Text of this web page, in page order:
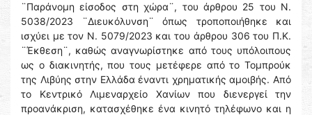
¨Παράνομη είσοδος στη χώρα¨, του άρθρου 25 του Ν.
5038/2023 ¨Διευκόλυνση¨ όπως τροποποιήθηκε και
ισχύει με τον Ν. 5079/2023 και του άρθρου 306 του Π.Κ.
¨Έκθεση¨, καθώς αναγνωρίστηκε από τους υπόλοιπους
ως ο διακινητής, που τους μετέφερε από το Τομπρούκ
της Λιβύης στην Ελλάδα έναντι χρηματικής αμοιβής. Από
το Κεντρικό Λιμεναρχείο Χανίων που διενεργεί την
προανάκριση, κατασχέθηκε ένα κινητό τηλέφωνο και η